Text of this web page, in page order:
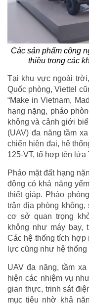
Các sản phẩm công
thiệu trong các
Tại khu vực ngoài
Quốc phòng, Viettel
“Make in Vietnam,
hạng nặng, pháo
không và cảnh giới
(UAV) đa năng tầm
chiến hiện đại, hệ
125-VT, tổ hợp tên
Pháo mặt đất hạng
động có khả năng
thiết giáp. Pháo
trận địa phòng không,
cơ sở quan trọng
không như máy bay,
Các hệ thống tích hợp
lực cũng như hệ
UAV đa năng, tầm
hiện các nhiệm vụ
gian thực, trinh sát
mục tiêu nhờ khả